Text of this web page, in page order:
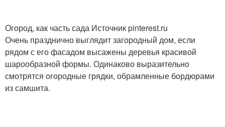
Огород, как часть сада Источник pinterest.ru
Очень празднично выглядит загородный дом, если
рядом с его фасадом высажены деревья красивой
шарообразной формы. Одинаково выразительно
смотрятся огородные грядки, обрамленные бордюрами
из самшита.